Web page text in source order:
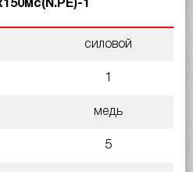
1
силовой
1
медь
5